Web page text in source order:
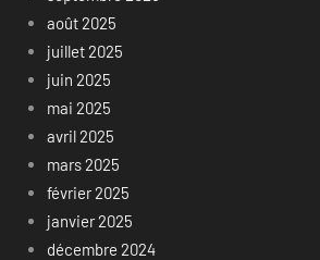
août 2025
juillet 2025
juin 2025
mai 2025
avril 2025
mars 2025
février 2025
janvier 2025
décembre 2024